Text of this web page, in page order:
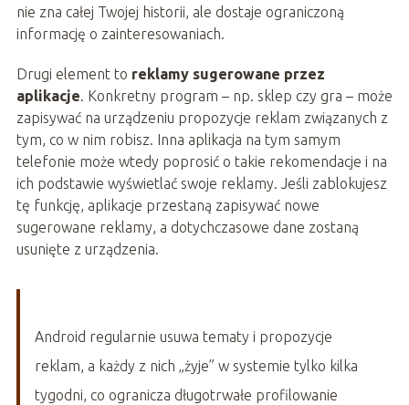
nie zna całej Twojej historii, ale dostaje ograniczoną
informację o zainteresowaniach.
Drugi element to reklamy sugerowane przez
aplikacje. Konkretny program – np. sklep czy gra – może
zapisywać na urządzeniu propozycje reklam związanych z
tym, co w nim robisz. Inna aplikacja na tym samym
telefonie może wtedy poprosić o takie rekomendacje i na
ich podstawie wyświetlać swoje reklamy. Jeśli zablokujesz
tę funkcję, aplikacje przestaną zapisywać nowe
sugerowane reklamy, a dotychczasowe dane zostaną
usunięte z urządzenia.
Android regularnie usuwa tematy i propozycje
reklam, a każdy z nich „żyje” w systemie tylko kilka
tygodni, co ogranicza długotrwałe profilowanie